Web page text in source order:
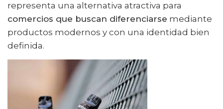
representa una alternativa atractiva para
comercios que buscan diferenciarse mediante
productos modernos y con una identidad bien
definida.